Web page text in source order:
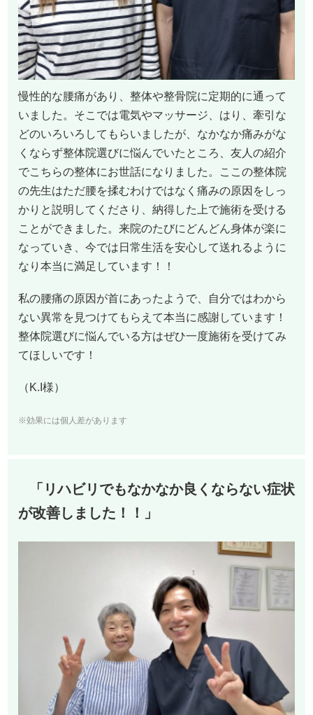
慢性的な腰痛があり、整体や整骨院に定期的に通って
いました。そこでは電気やマッサージ、はり、牽引な
どのいろいろしてもらいましたが、なかなか痛みがな
くならず整体院選びに悩んでいたところ、友人の紹介
でこちらの整体にお世話になりました。ここの整体院
の先生はただ腰を揉むわけではなく痛みの原因をしっ
かりと説明してくださり、納得した上で施術を受ける
ことができました。来院のたびにどんどん身体が楽に
なっていき、今では日常生活を安心して送れるように
なり本当に満足しています！！
私の腰痛の原因が首にあったようで、自分ではわから
ない異常を見つけてもらえて本当に感謝しています！
整体院選びに悩んでいる方はぜひ一度施術を受けてみ
てほしいです！
（K.I様）
※効果には個人差があります
「リハビリでもなかなか良くならない症状
が改善しました！！」